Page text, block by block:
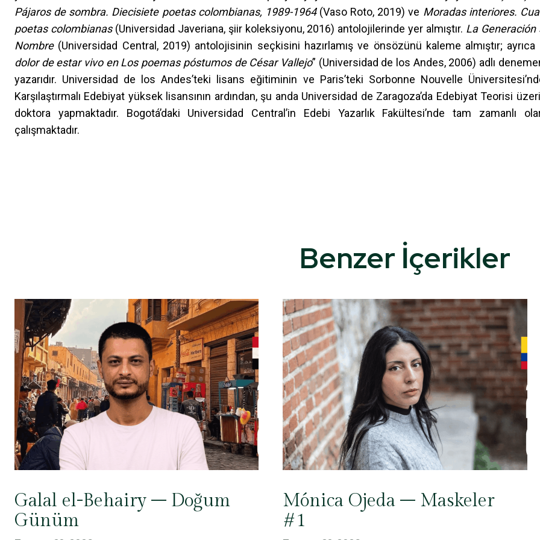
Pájaros de sombra. Diecisiete poetas colombianas, 1989-1964(Vaso Roto, 2019) ve Moradas interiores.
poetas colombianas(Universidad Javeriana, şiir koleksiyonu, 2016) antolojilerinde yer almıştır. La Generación
Nombre(Universidad Central, 2019) antolojisinin seçkisini hazırlamış ve önsözünü kaleme almıştır; ayrıca
dolor de estar vivo en Los poemas póstumos de César Vallejo” (Universidad de los Andes, 2006) adlı
yazarıdır. Universidad de los Andes’teki lisans eğitiminin ve Paris’teki Sorbonne Nouvelle
Karşılaştırmalı Edebiyat yüksek lisansının ardından, şu anda Universidad de Zaragoza’da Edebiyat Teorisi
doktora yapmaktadır. Bogotá’daki Universidad Central’in Edebi Yazarlık Fakültesi’nde tam zamanlı
çalışmaktadır.
Benzer İçerikler
Galal el-Behairy – Doğum
Günüm
Mónica Ojeda – Maskeler
#1